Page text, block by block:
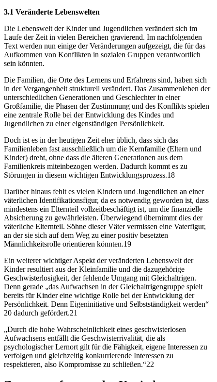
3.1 Veränderte Lebenswelten
Die Lebenswelt der Kinder und Jugendlichen verändert sich im
Laufe der Zeit in vielen Bereichen gravierend. Im nachfolgenden
Text werden nun einige der Veränderungen aufgezeigt, die für das
Aufkommen von Konflikten in sozialen Gruppen verantwortlich
sein könnten.
Die Familien, die Orte des Lernens und Erfahrens sind, haben sich
in der Vergangenheit strukturell verändert. Das Zusammenleben der
unterschiedlichen Generationen und Geschlechter in einer
Großfamilie, die Phasen der Zustimmung und des Konflikts spielen
eine zentrale Rolle bei der Entwicklung des Kindes und
Jugendlichen zu einer eigenständigen Persönlichkeit.
Doch ist es in der heutigen Zeit eher üblich, dass sich das
Familienleben fast ausschließlich um die Kernfamilie (Eltern und
Kinder) dreht, ohne dass die älteren Generationen aus dem
Familienkreis miteinbezogen werden. Dadurch kommt es zu
Störungen in diesem wichtigen Entwicklungsprozess.18
Darüber hinaus fehlt es vielen Kindern und Jugendlichen an einer
väterlichen Identifikationsfigur, da es notwendig geworden ist, dass
mindestens ein Elternteil vollzeitbeschäftigt ist, um die finanzielle
Absicherung zu gewährleisten. Überwiegend übernimmt dies der
väterliche Elternteil. Söhne dieser Väter vermissen eine Vaterfigur,
an der sie sich auf dem Weg zu einer positiv besetzten
Männlichkeitsrolle orientieren könnten.19
Ein weiterer wichtiger Aspekt der veränderten Lebenswelt der
Kinder resultiert aus der Kleinfamilie und die dazugehörige
Geschwisterlosigkeit, der fehlende Umgang mit Gleichaltrigen.
Denn gerade „das Aufwachsen in der Gleichaltrigengruppe spielt
bereits für Kinder eine wichtige Rolle bei der Entwicklung der
Persönlichkeit. Denn Eigeninitiative und Selbstständigkeit werden“
20 dadurch gefördert.21
„Durch die hohe Wahrscheinlichkeit eines geschwisterlosen
Aufwachsens entfällt die Geschwisterrivalität, die als
psychologischer Lernort gilt für die Fähigkeit, eigene Interessen zu
verfolgen und gleichzeitig konkurrierende Interessen zu
respektieren, also Kompromisse zu schließen.“22